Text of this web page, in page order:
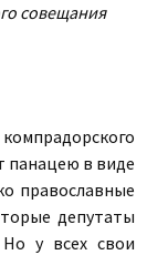
совещания
панацею в виде
православные
депутаты
у всех свои